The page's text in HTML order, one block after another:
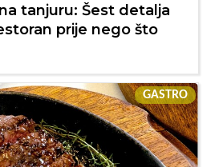
tanjuru: Šest detalja
prije nego što
GASTRO